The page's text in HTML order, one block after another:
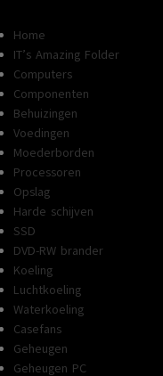
Home
IT’s Amazing Folder
Computers
Componenten
Behuizingen
Voedingen
Moederborden
Processoren
Opslag
Harde schijven
SSD
DVD-RW brander
Koeling
Luchtkoeling
Waterkoeling
Casefans
Geheugen
Geheugen PC